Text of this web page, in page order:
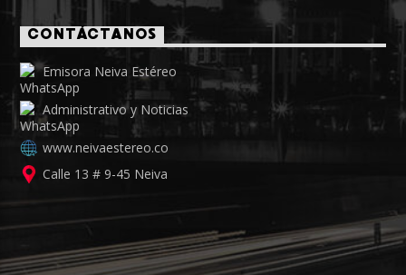
CONTÁCTANOS
Emisora Neiva Estéreo
Administrativo y Noticias
www.neivaestereo.co
Calle 13 # 9-45 Neiva